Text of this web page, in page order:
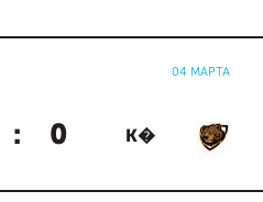
04 МАРТА
: 0 К�